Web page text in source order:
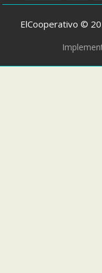
ElCooperativo ©